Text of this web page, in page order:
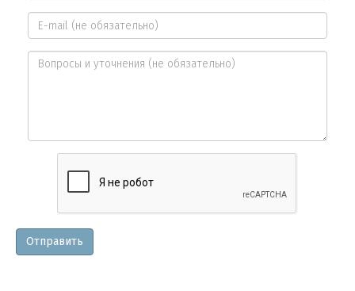
*
Контактный
телефон
*
E-
mail
Вопросы
уточнения
Отправить